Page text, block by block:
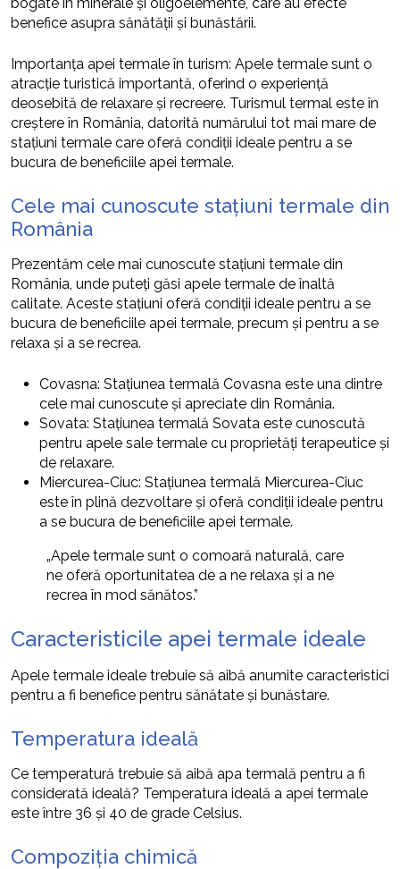
benefice asupra sănătății și bunăstării.
Importanța apei termale în turism: Apele termale sunt o
atracție turistică importantă, oferind o experiență
deosebită de relaxare și recreere. Turismul termal este în
creștere în România, datorită numărului tot mai mare de
stațiuni termale care oferă condiții ideale pentru a se
bucura de beneficiile apei termale.
Cele mai cunoscute stațiuni termale din
România
Prezentăm cele mai cunoscute stațiuni termale din
România, unde puteți găsi apele termale de înaltă
calitate. Aceste stațiuni oferă condiții ideale pentru a se
bucura de beneficiile apei termale, precum și pentru a se
relaxa și a se recrea.
Covasna: Stațiunea termală Covasna este una dintre
cele mai cunoscute și apreciate din România.
Sovata: Stațiunea termală Sovata este cunoscută
pentru apele sale termale cu proprietăți terapeutice și
de relaxare.
Miercurea-Ciuc: Stațiunea termală Miercurea-Ciuc
este în plină dezvoltare și oferă condiții ideale pentru
a se bucura de beneficiile apei termale.
„Apele termale sunt o comoară naturală, care
ne oferă oportunitatea de a ne relaxa și a ne
recrea în mod sănătos.”
Caracteristicile apei termale ideale
Apele termale ideale trebuie să aibă anumite caracteristici
pentru a fi benefice pentru sănătate și bunăstare.
Temperatura ideală
Ce temperatură trebuie să aibă apa termală pentru a fi
considerată ideală? Temperatura ideală a apei termale
este între 36 și 40 de grade Celsius.
Compoziția chimică